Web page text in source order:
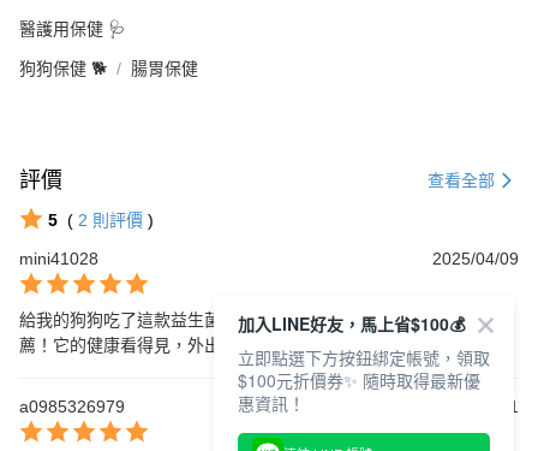
醫護用保健 🩺
狗狗保健 🐕 腸胃保健
評價 查看全部
5 ( 2 則評價 )
mini41028
2025/04/09
給我的狗狗吃了這款益生菌，牠的消化狀況有明顯改善，真心推
薦！它的健康看得見，外出也更有精神！
a0985326979 2025/02/01
加入LINE好友，馬上省$100💰
立即點選下方按鈕綁定帳號，領取
$100元折價券✨ 隨時取得最新優
惠資訊！